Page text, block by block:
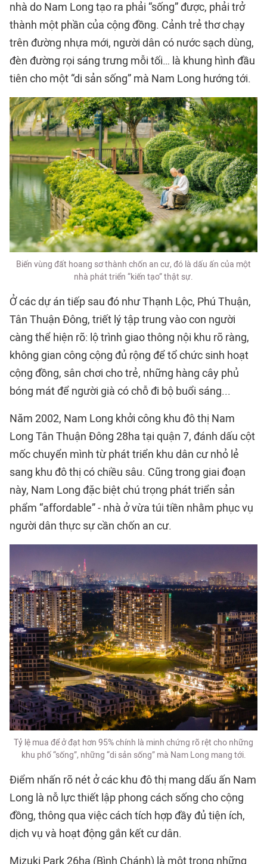
nhà do Nam Long tạo ra phải “sống” được, phải trở
thành một phần của cộng đồng. Cảnh trẻ thơ chạy
trên đường nhựa mới, người dân có nước sạch dùng,
đèn đường rọi sáng trưng mỗi tối… là khung hình đầu
tiên cho một “di sản sống” mà Nam Long hướng tới.
Biến vùng đất hoang sơ thành chốn an cư, đó là dấu ấn của một
nhà phát triển “kiến tạo” thật sự.
Ở các dự án tiếp sau đó như Thạnh Lộc, Phú Thuận,
Tân Thuận Đông, triết lý tập trung vào con người
càng thể hiện rõ: lộ trình giao thông nội khu rõ ràng,
không gian công cộng đủ rộng để tổ chức sinh hoạt
cộng đồng, sân chơi cho trẻ, những hàng cây phủ
bóng mát để người già có chỗ đi bộ buổi sáng...
Năm 2002, Nam Long khởi công khu đô thị Nam
Long Tân Thuận Đông 28ha tại quận 7, đánh dấu cột
mốc chuyển mình từ phát triển khu dân cư nhỏ lẻ
sang khu đô thị có chiều sâu. Cũng trong giai đoạn
này, Nam Long đặc biệt chú trọng phát triển sản
phẩm “affordable” - nhà ở vừa túi tiền nhằm phục vụ
người dân thực sự cần chốn an cư.
Tỷ lệ mua để ở đạt hơn 95% chính là minh chứng rõ rệt cho những
khu phố “sống”, những “di sản sống” mà Nam Long mang tới.
Điểm nhấn rõ nét ở các khu đô thị mang dấu ấn Nam
Long là nỗ lực thiết lập phong cách sống cho cộng
đồng, thông qua việc cách tích hợp đầy đủ tiện ích,
dịch vụ và hoạt động gắn kết cư dân.
Mizuki Park 26ha (Bình Chánh) là một trong những